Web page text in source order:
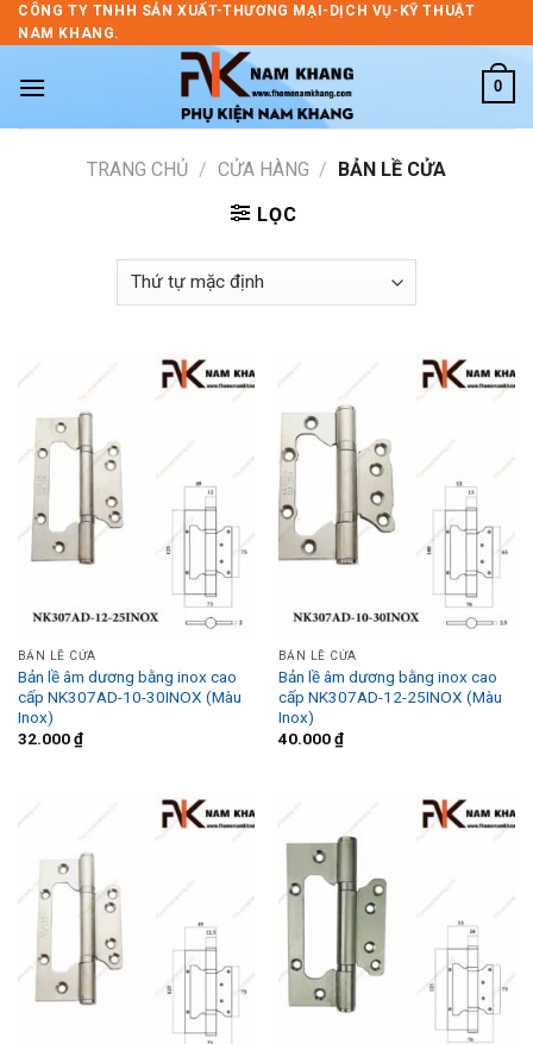
Skip
to
CÔNG TY TNHH SẢN XUẤT-THƯƠNG MẠI-DỊCH VỤ-KỸ THUẬT
NAM KHANG.
0
TRANG CHỦ / CỬA HÀNG / BẢN LỀ CỬA
LỌC
BẢN LỀ CỬA
Bản lề âm dương bằng inox cao
cấp NK307AD-10-30INOX (Màu
Inox)
32.000₫
BẢN LỀ CỬA
Bản lề âm dương bằng inox cao
cấp NK307AD-12-25INOX (Màu
Inox)
40.000₫